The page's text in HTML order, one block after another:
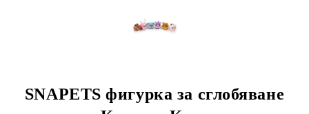
SNAPETS фигурка за сглобяване